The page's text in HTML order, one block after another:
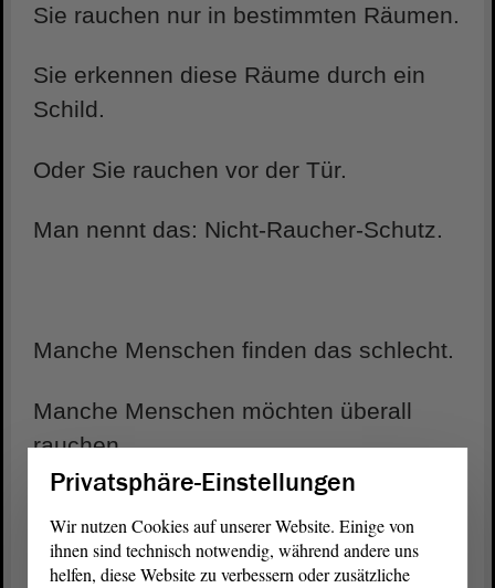
Sie rauchen nur in bestimmten Räumen.
Sie erkennen diese Räume durch ein
Schild.
Oder Sie rauchen vor der Tür.
Man nennt das: Nicht-Raucher-Schutz.
Manche Menschen finden das schlecht.
Manche Menschen möchten überall
rauchen.
Die Abgeordneten reden regelmäßig mit
Privatsphäre-Einstellungen
Wir nutzen Cookies auf unserer Website. Einige von
ihnen sind technisch notwendig, während andere uns
helfen, diese Website zu verbessern oder zusätzliche